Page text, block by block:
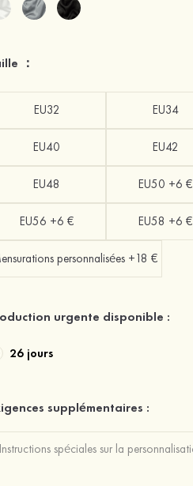
：
EU32 EU34
EU40 EU42
EU48 EU50 +6 €
EU56 +6 € EU58 +6 €
personnalisées +18 €
urgente disponible :
26 jours
supplémentaires :